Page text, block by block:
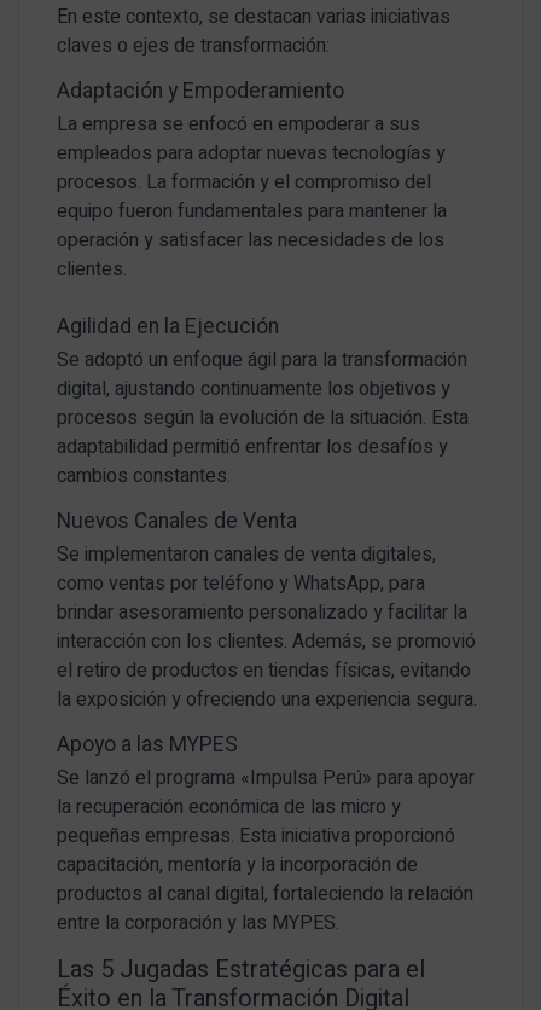
En este contexto, se destacan varias iniciativas
claves o ejes de transformación:
Adaptación y Empoderamiento
La empresa se enfocó en empoderar a sus
empleados para adoptar nuevas tecnologías y
procesos. La formación y el compromiso del
equipo fueron fundamentales para mantener la
operación y satisfacer las necesidades de los
clientes.
Agilidad en la Ejecución
Se adoptó un enfoque ágil para la transformación
digital, ajustando continuamente los objetivos y
procesos según la evolución de la situación. Esta
adaptabilidad permitió enfrentar los desafíos y
cambios constantes.
Nuevos Canales de Venta
Se implementaron canales de venta digitales,
como ventas por teléfono y WhatsApp, para
brindar asesoramiento personalizado y facilitar la
interacción con los clientes. Además, se promovió
el retiro de productos en tiendas físicas, evitando
la exposición y ofreciendo una experiencia segura.
Apoyo a las MYPES
Se lanzó el programa «Impulsa Perú» para apoyar
la recuperación económica de las micro y
pequeñas empresas. Esta iniciativa proporcionó
capacitación, mentoría y la incorporación de
productos al canal digital, fortaleciendo la relación
entre la corporación y las MYPES.
Las 5 Jugadas Estratégicas para el
Éxito en la Transformación Digital